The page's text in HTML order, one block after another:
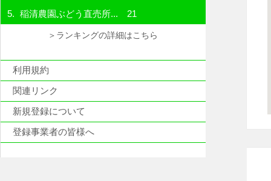
稲清農園ぶどう直売所... 21
＞ランキングの詳細はこちら
利用規約
関連リンク
新規登録について
登録事業者の皆様へ